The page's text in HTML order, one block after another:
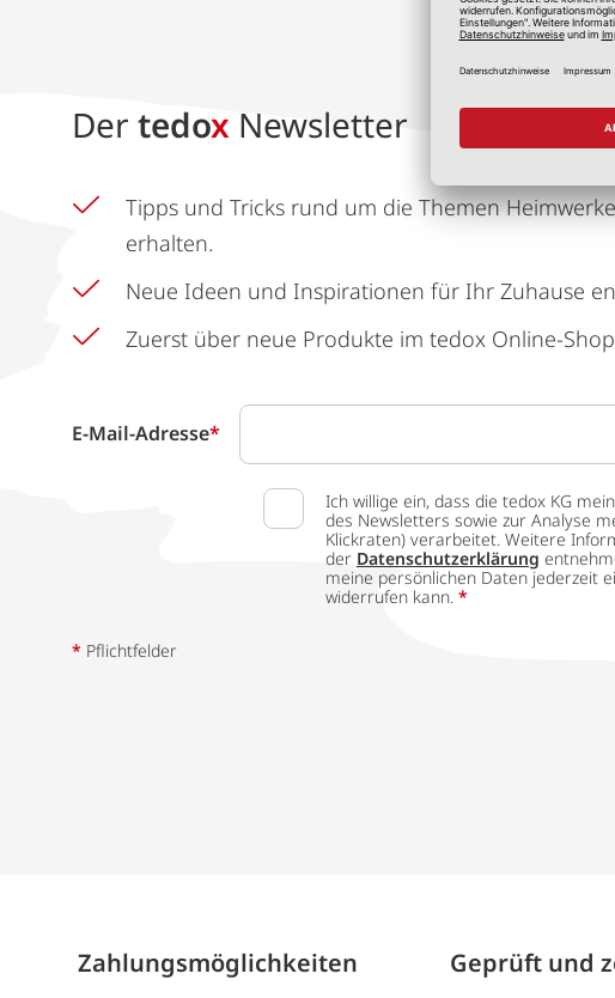
Der tedox Newsletter
Tipps und Tricks rund um die Themen
erhalten.
Neue Ideen und Inspirationen für Ihr Zuhause
Zuerst über neue Produkte im tedox Online-
E-Mail-Adresse*
Ich willige ein, dass die tedox KG
des Newsletters sowie zur Analyse
Klickraten) verarbeitet. Weitere
der Datenschutzerklärung
meine persönlichen Daten jederzeit
widerrufen kann. *
* Pflichtfelder
Zahlungs­möglich­keiten Geprüft und